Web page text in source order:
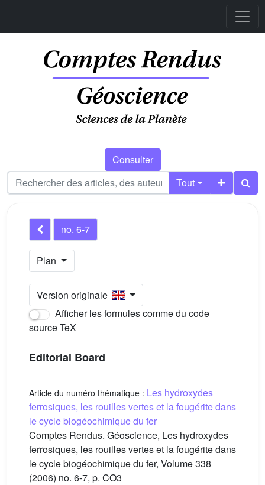
Consulter
Tout
no. 6-7
Plan
Version originale
Afficher les formules comme du code
source TeX
Editorial Board
Article du numéro thématique : Les hydroxydes
ferrosiques, les rouilles vertes et la fougérite dans
le cycle biogéochimique du fer
Comptes Rendus. Géoscience, Les hydroxydes
ferrosiques, les rouilles vertes et la fougérite dans
le cycle biogéochimique du fer, Volume 338
(2006) no. 6-7, p. CO3